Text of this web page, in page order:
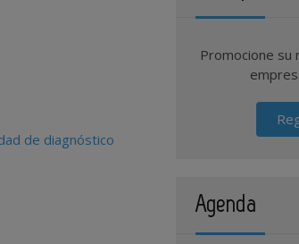
de diagnóstico
Promocione su
Agenda